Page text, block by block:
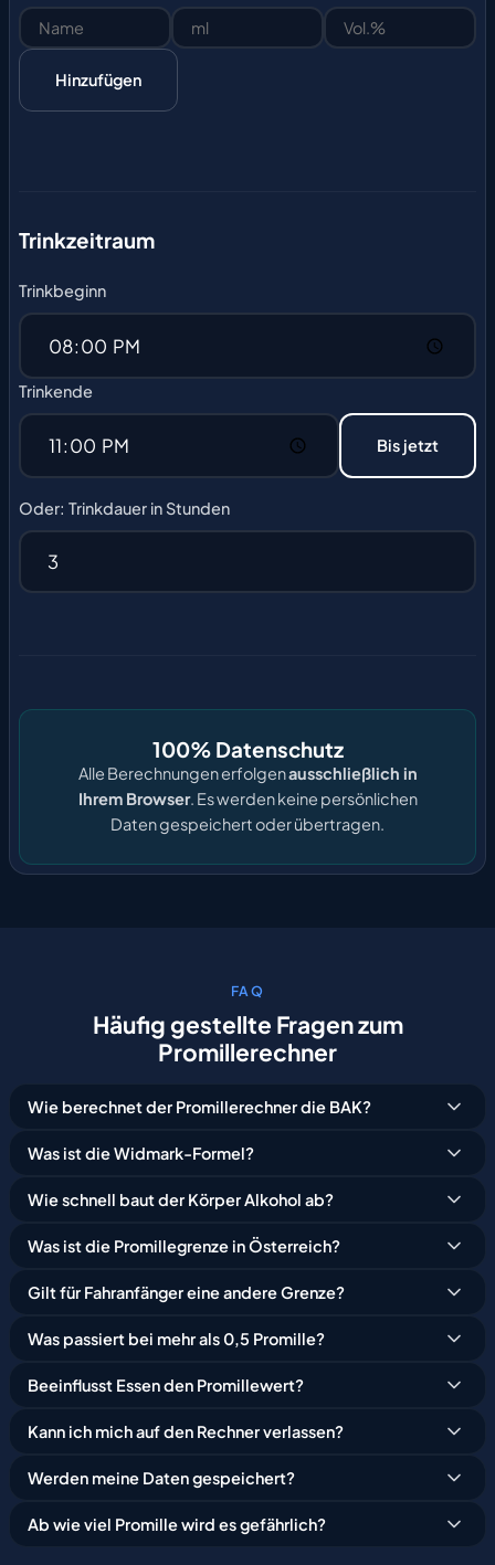
Hinzufügen
Trinkzeitraum
Trinkbeginn
Trinkende
Bis jetzt
Oder: Trinkdauer in Stunden
100% Datenschutz
Alle Berechnungen erfolgenausschließlich in
Ihrem Browser. Es werden keine persönlichen
Daten gespeichert oder übertragen.
FAQ
Häufiggestellte Fragenzum
Promillerechner
Wie berechnet der Promillerechner die BAK?
Was ist die Widmark-Formel?
Wie schnell baut der Körper Alkohol ab?
Was ist die Promillegrenze in Österreich?
Gilt für Fahranfänger eine andere Grenze?
Was passiert bei mehr als 0,5 Promille?
Beeinflusst Essen den Promillewert?
Kann ich mich auf den Rechner verlassen?
Werden meine Daten gespeichert?
Ab wie viel Promille wird es gefährlich?